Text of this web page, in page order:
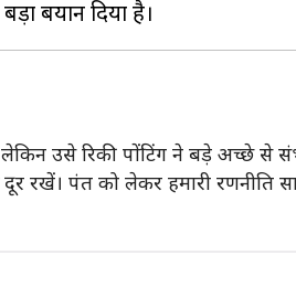
उसे रिकी पोंटिंग ने बड़े अच्छे
रखें। पंत को लेकर हमारी